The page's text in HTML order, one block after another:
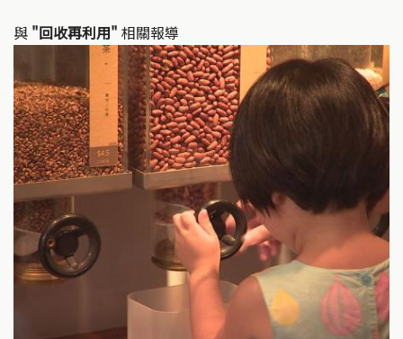
與 "回收再利用" 相關報導